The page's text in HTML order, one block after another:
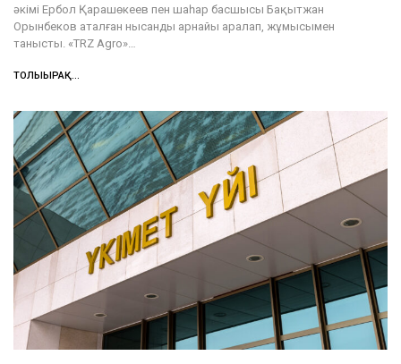
әкімі Ербол Қарашөкеев пен шаһар басшысы Бақытжан
Орынбеков аталған нысанды арнайы аралап, жұмысымен
танысты. «TRZ Agro»…
ТОЛЫҒЫРАҚ...